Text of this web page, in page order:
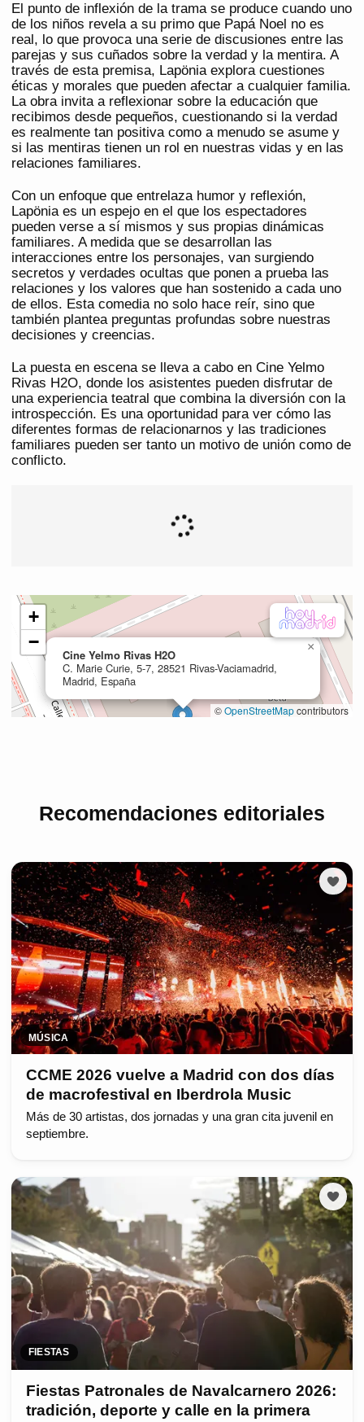
El punto de inflexión de la trama se produce cuando uno
de los niños revela a su primo que Papá Noel no es
real, lo que provoca una serie de discusiones entre las
parejas y sus cuñados sobre la verdad y la mentira. A
través de esta premisa, Lapönia explora cuestiones
éticas y morales que pueden afectar a cualquier familia.
La obra invita a reflexionar sobre la educación que
recibimos desde pequeños, cuestionando si la verdad
es realmente tan positiva como a menudo se asume y
si las mentiras tienen un rol en nuestras vidas y en las
relaciones familiares.
Con un enfoque que entrelaza humor y reflexión,
Lapönia es un espejo en el que los espectadores
pueden verse a sí mismos y sus propias dinámicas
familiares. A medida que se desarrollan las
interacciones entre los personajes, van surgiendo
secretos y verdades ocultas que ponen a prueba las
relaciones y los valores que han sostenido a cada uno
de ellos. Esta comedia no solo hace reír, sino que
también plantea preguntas profundas sobre nuestras
decisiones y creencias.
La puesta en escena se lleva a cabo en Cine Yelmo
Rivas H2O, donde los asistentes pueden disfrutar de
una experiencia teatral que combina la diversión con la
introspección. Es una oportunidad para ver cómo las
diferentes formas de relacionarnos y las tradiciones
familiares pueden ser tanto un motivo de unión como de
conflicto.
Recomendaciones editoriales
MÚSICA
CCME 2026 vuelve a Madrid con dos días
de macrofestival en Iberdrola Music
Más de 30 artistas, dos jornadas y una gran cita juvenil en
septiembre.
FIESTAS
Fiestas Patronales de Navalcarnero 2026:
tradición, deporte y calle en la primera